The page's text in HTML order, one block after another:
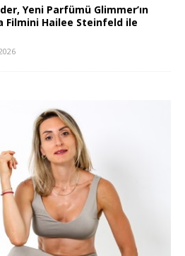
Yeni Parfümü Glimmer’ın
Filmini Hailee Steinfeld ile